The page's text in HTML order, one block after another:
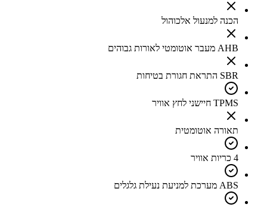
הכנה למנעול אלכוהול
AHB מעבר אוטומטי לאורות גבוהים
SBR התראת חגורת בטיחות
TPMS חיישני לחץ אוויר
תאורה אוטומטית
4 כריות אוויר
ABS מערכת למניעת נעילת גלגלים